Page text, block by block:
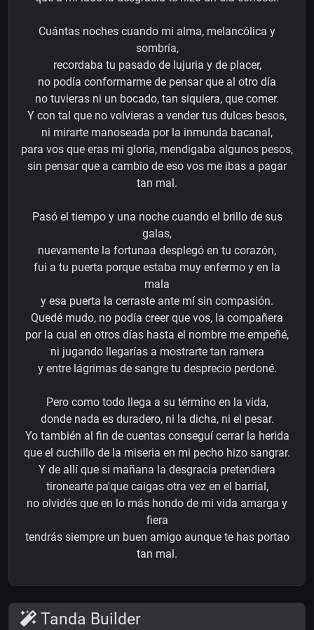
Cuántas noches cuando mi alma, melancólica y
sombría,
recordaba tu pasado de lujuria y de placer,
no podía conformarme de pensar que al otro día
no tuvieras ni un bocado, tan siquiera, que comer.
Y con tal que no volvieras a vender tus dulces besos,
ni mirarte manoseada por la inmunda bacanal,
para vos que eras mi gloria, mendigaba algunos pesos,
sin pensar que a cambio de eso vos me ibas a pagar
tan mal.
Pasó el tiempo y una noche cuando el brillo de sus
galas,
nuevamente la fortunaa desplegó en tu corazón,
fui a tu puerta porque estaba muy enfermo y en la
mala
y esa puerta la cerraste ante mí sin compasión.
Quedé mudo, no podía creer que vos, la compañera
por la cual en otros días hasta el nombre me empeñé,
ni jugando llegarías a mostrarte tan ramera
y entre lágrimas de sangre tu desprecio perdoné.
Pero como todo llega a su término en la vida,
donde nada es duradero, ni la dicha, ni el pesar.
Yo también al fin de cuentas conseguí cerrar la herida
que el cuchillo de la miseria en mi pecho hizo sangrar.
Y de allí que si mañana la desgracia pretendiera
tironearte pa'que caigas otra vez en el barrial,
no olvidés que en lo más hondo de mi vida amarga y
fiera
tendrás siempre un buen amigo aunque te has portao
tan mal.
Tanda Builder